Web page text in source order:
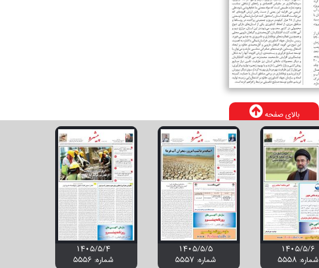
بالای صفحه
۱۴۰۵/۵/۶
شماره: 5558
۱۴۰۵/۵/۵
شماره: 5557
۱۴۰۵/۵/۴
شماره: 5556